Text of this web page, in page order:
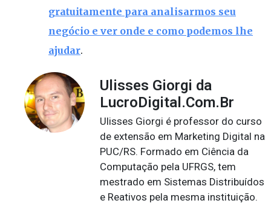
gratuitamente para analisarmos seu
negócio e ver onde e como podemos lhe
ajudar.
Ulisses Giorgi da
LucroDigital.Com.Br
Ulisses Giorgi é professor do curso
de extensão em Marketing Digital na
PUC/RS. Formado em Ciência da
Computação pela UFRGS, tem
mestrado em Sistemas Distribuídos
e Reativos pela mesma instituição.